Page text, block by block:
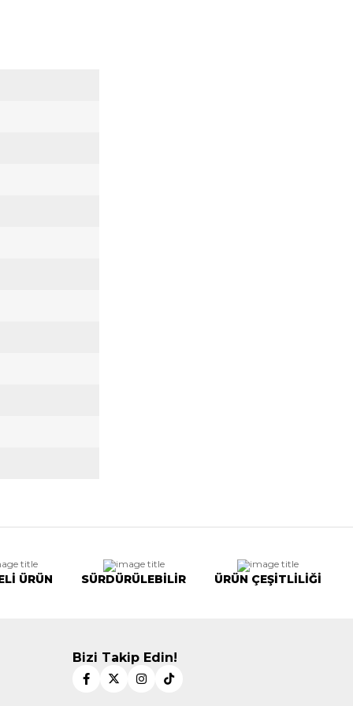
ÜRÜN SÜRDÜRÜLEBİLİR ÜRÜN ÇEŞİTLİLİĞİ
Bizi Takip Edin!